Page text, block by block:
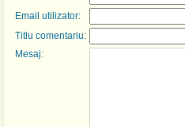
Email utilizator:
Titlu comentariu:
Mesaj: